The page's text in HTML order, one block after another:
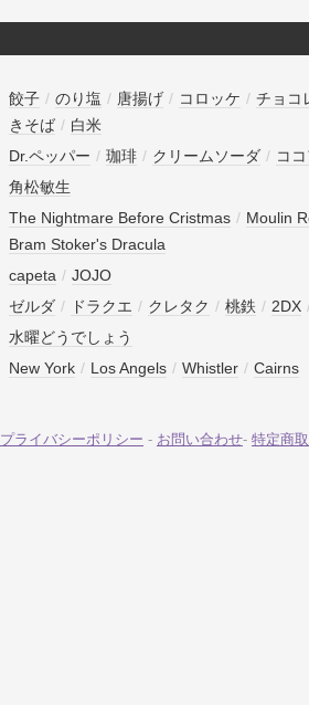
餃子 / のり塩 / 唐揚げ / コロッケ / チョコ
きそば / 白米
Dr.ペッパー / 珈琲 / クリームソーダ / コ
角松敏生
The Nightmare Before Cristmas / Moulin
Bram Stoker's Dracula
capeta / JOJO
ゼルダ / ドラクエ / クレタク / 桃鉄 / 2DX
水曜どうでしょう
New York / Los Angels / Whistler / Cairns
プライバシーポリシー - お問い合わせ- 特定商